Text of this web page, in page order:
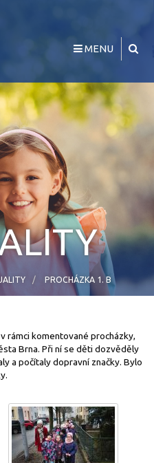
MENU
PROCHÁZKA 1. B
rámci komentované procházky,
Brna. Při ní se děti dozvěděly
a počítaly dopravní značky. Bylo